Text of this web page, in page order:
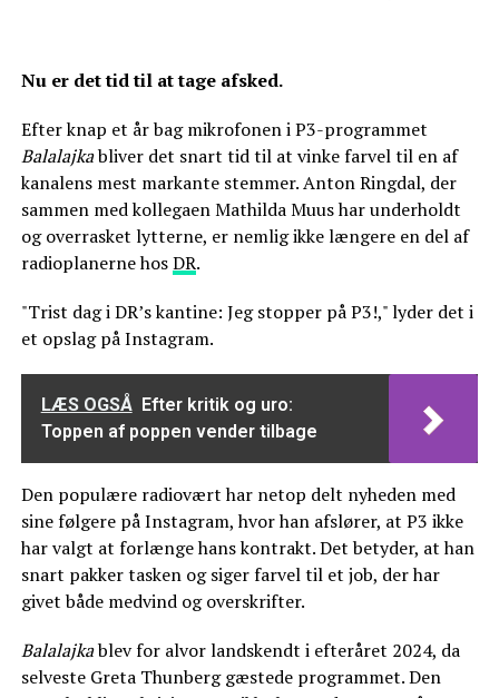
Nu er det tid til at tage afsked.
Efter knap et år bag mikrofonen i P3-programmet
Balalajkabliver det snart tid til at vinke farvel til en af
kanalens mest markante stemmer. Anton Ringdal, der
sammen med kollegaen Mathilda Muus har underholdt
og overrasket lytterne, er nemlig ikke længere en del af
radioplanerne hosDR.
"Trist dag i DR’s kantine: Jeg stopper på P3!," lyder det i
et opslag på Instagram.
LÆS OGSÅ Efter kritik og uro:
Toppen af poppen vender tilbage
Den populære radiovært har netop delt nyheden med
sine følgere på Instagram, hvor han afslører, at P3 ikke
har valgt at forlænge hans kontrakt. Det betyder, at han
snart pakker tasken og siger farvel til et job, der har
givet både medvind og overskrifter.
Balalajkablev for alvor landskendt i efteråret 2024, da
selveste Greta Thunberg gæstede programmet. Den